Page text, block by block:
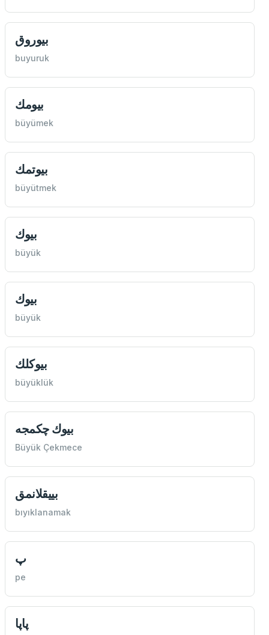
بيوروق
buyuruk
بيومك
büyümek
بيوتمك
büyütmek
بيوك
büyük
بيوك
büyük
بيوكلك
büyüklük
بيوك چكمجه
Büyük Çekmece
بييقلانمق
bıyıklanamak
پ
pe
پاپا